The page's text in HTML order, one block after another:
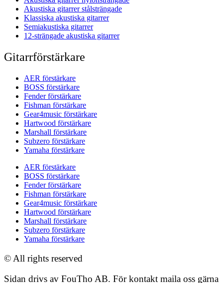
Akustiska gitarrer stålsträngade
Klassiska akustiska gitarrer
Semiakustiska gitarrer
12-strängade akustiska gitarrer
Gitarrförstärkare
AER förstärkare
BOSS förstärkare
Fender förstärkare
Fishman förstärkare
Gear4music förstärkare
Hartwood förstärkare
Marshall förstärkare
Subzero förstärkare
Yamaha förstärkare
AER förstärkare
BOSS förstärkare
Fender förstärkare
Fishman förstärkare
Gear4music förstärkare
Hartwood förstärkare
Marshall förstärkare
Subzero förstärkare
Yamaha förstärkare
© All rights reserved
Sidan drivs av FouTho AB. För kontakt maila oss gärna